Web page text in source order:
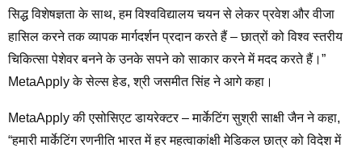
सिद्ध विशेषज्ञता के साथ, हम विश्वविद्यालय चयन से लेकर प्रवेश और वीजा
हासिल करने तक व्यापक मार्गदर्शन प्रदान करते हैं – छात्रों को विश्व स्तरीय
चिकित्सा पेशेवर बनने के उनके सपने को साकार करने में मदद करते हैं।”
MetaApply के सेल्स हेड, श्री जसमीत सिंह ने आगे कहा।
MetaApply की एसोसिएट डायरेक्टर – मार्केटिंग सुश्री साक्षी जैन ने कहा,
“हमारी मार्केटिंग रणनीति भारत में हर महत्वाकांक्षी मेडिकल छात्र को विदेश में